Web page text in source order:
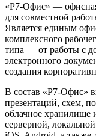
«Р7-Офис» —
для совместной
Является единым
комплексного
типа — от работы с
электронного
создания
В состав «Р7-Офис»
презентаций, схем,
облачное хранилище
серверной,